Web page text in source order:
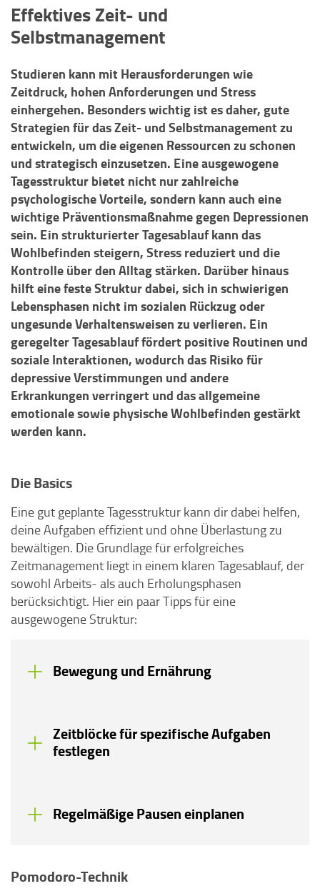
Effektives Zeit- und
Selbstmanagement
Studieren kann mit Herausforderungen wie
Zeitdruck, hohen Anforderungen und Stress
einhergehen. Besonders wichtig ist es daher, gute
Strategien für das Zeit- und Selbstmanagement zu
entwickeln, um die eigenen Ressourcen zu schonen
und strategisch einzusetzen. Eine ausgewogene
Tagesstruktur bietet nicht nur zahlreiche
psychologische Vorteile, sondern kann auch eine
wichtige Präventionsmaßnahme gegen Depressionen
sein. Ein strukturierter Tagesablauf kann das
Wohlbefinden steigern, Stress reduziert und die
Kontrolle über den Alltag stärken. Darüber hinaus
hilft eine feste Struktur dabei, sich in schwierigen
Lebensphasen nicht im sozialen Rückzug oder
ungesunde Verhaltensweisen zu verlieren. Ein
geregelter Tagesablauf fördert positive Routinen und
soziale Interaktionen, wodurch das Risiko für
depressive Verstimmungen und andere
Erkrankungen verringert und das allgemeine
emotionale sowie physische Wohlbefinden gestärkt
werden kann.
Die Basics
Eine gut geplante Tagesstruktur kann dir dabei helfen,
deine Aufgaben effizient und ohne Überlastung zu
bewältigen. Die Grundlage für erfolgreiches
Zeitmanagement liegt in einem klaren Tagesablauf, der
sowohl Arbeits- als auch Erholungsphasen
berücksichtigt. Hier ein paar Tipps für eine
ausgewogene Struktur:
Bewegung und Ernährung
Zeitblöcke für spezifische Aufgaben
festlegen
Regelmäßige Pausen einplanen
Pomodoro-Technik